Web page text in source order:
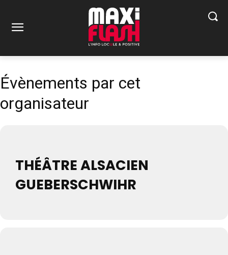
Évènements par cet
organisateur
THÉÂTRE ALSACIEN
GUEBERSCHWIHR